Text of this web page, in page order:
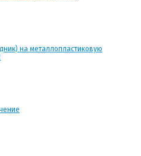
на металлопластиковую